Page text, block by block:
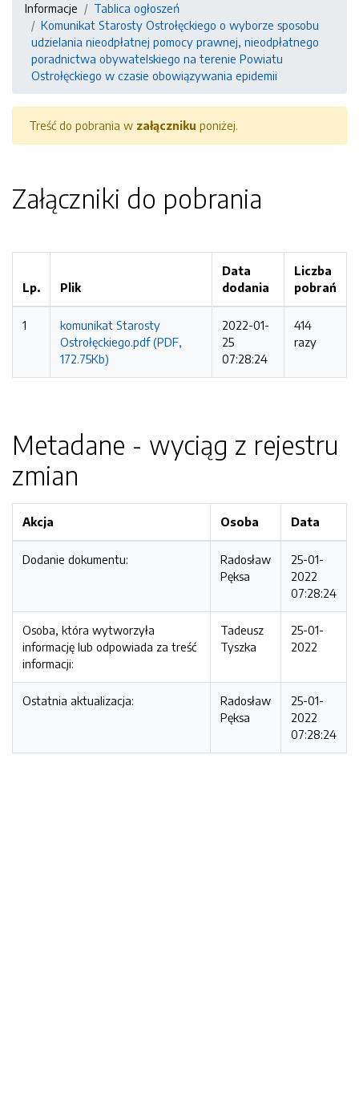
Informacje
Tablica ogłoszeń
Komunikat Starosty Ostrołęckiego o wyborze sposobu
udzielania nieodpłatnej pomocy prawnej, nieodpłatnego
poradnictwa obywatelskiego na terenie Powiatu
Ostrołęckiego w czasie obowiązywania epidemii
Treść do pobrania w załączniku poniżej.
Załączniki do pobrania
Lp. Plik
Data
dodania
Liczba
pobrań
1
komunikat Starosty
Ostrołęckiego.pdf (PDF,
172.75Kb)
2022-01-
25
07:28:24
414
razy
Metadane - wyciąg z rejestru
zmian
Akcja Osoba Data
Dodanie dokumentu:
Radosław
Pęksa
25-01-
2022
07:28:24
Osoba, która wytworzyła
informację lub odpowiada za treść
informacji:
Tadeusz
Tyszka
25-01-
2022
Ostatnia aktualizacja:
Radosław
Pęksa
25-01-
2022
07:28:24